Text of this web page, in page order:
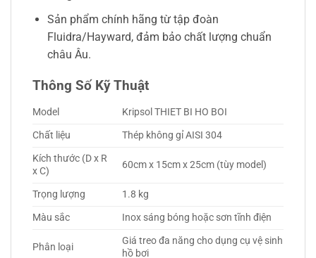
Sản phẩm chính hãng từ tập đoàn
Fluidra/Hayward, đảm bảo chất lượng chuẩn
châu Âu.
Thông Số Kỹ Thuật
Model
Kripsol THIET BI HO BOI
Chất liệu
Thép không gỉ AISI 304
Kích thước (D x R
x C)
60cm x 15cm x 25cm (tùy model)
Trọng lượng
1.8 kg
Màu sắc
Inox sáng bóng hoặc sơn tĩnh điện
Phân loại
Giá treo đa năng cho dụng cụ vệ sinh
hồ bơi